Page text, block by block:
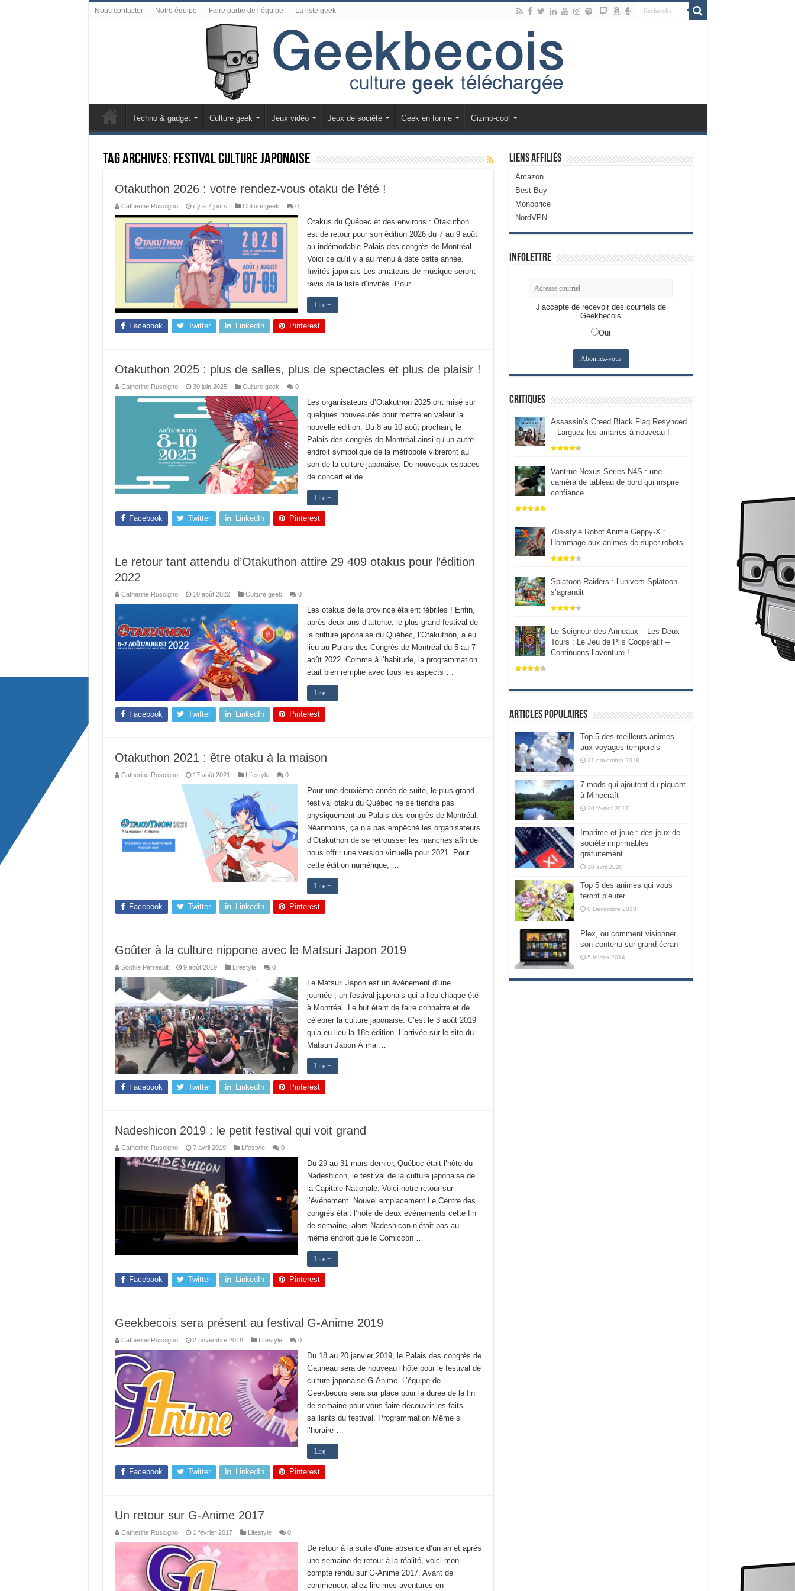
Nous contacter Notre équipe Faire partie de l’équipe La liste geek
Techno & gadget Culture geek Jeux vidéo Jeux de société Geek en forme Gizmo-cool
Tag Archives: Festival culture japonaise
Otakuthon 2026 : votre rendez-vous otaku de l’été !
Catherine Ruscigno il y a 7 jours Culture geek 0
Otakus du Québec et des environs : Otakuthon
est de retour pour son édition 2026 du 7 au 9 août
au indémodable Palais des congrès de Montréal.
Voici ce qu’il y a au menu à date cette année.
Invités japonais Les amateurs de musique seront
ravis de la liste d’invités. Pour …
Lire +
Facebook Twitter LinkedIn Pinterest
Otakuthon 2025 : plus de salles, plus de spectacles et plus de plaisir !
Catherine Ruscigno 30 juin 2025 Culture geek 0
Les organisateurs d’Otakuthon 2025 ont misé sur
quelques nouveautés pour mettre en valeur la
nouvelle édition. Du 8 au 10 août prochain, le
Palais des congrès de Montréal ainsi qu’un autre
endroit symbolique de la métropole vibreront au
son de la culture japonaise. De nouveaux espaces
de concert et de …
Lire +
Facebook Twitter LinkedIn Pinterest
Le retour tant attendu d’Otakuthon attire 29 409 otakus pour l’édition
2022
Catherine Ruscigno 10 août 2022 Culture geek 0
Les otakus de la province étaient fébriles ! Enfin,
après deux ans d’attente, le plus grand festival de
la culture japonaise du Québec, l’Otakuthon, a eu
lieu au Palais des Congrès de Montréal du 5 au 7
août 2022. Comme à l’habitude, la programmation
était bien remplie avec tous les aspects …
Lire +
Facebook Twitter LinkedIn Pinterest
Otakuthon 2021 : être otaku à la maison
Catherine Ruscigno 17 août 2021 Lifestyle 0
Pour une deuxième année de suite, le plus grand
festival otaku du Québec ne se tiendra pas
physiquement au Palais des congrès de Montréal.
Néanmoins, ça n’a pas empêché les organisateurs
d’Otakuthon de se retrousser les manches afin de
nous offrir une version virtuelle pour 2021. Pour
cette édition numérique, …
Lire +
Facebook Twitter LinkedIn Pinterest
Goûter à la culture nippone avec le Matsuri Japon 2019
Sophie Perreault 9 août 2019 Lifestyle 0
Le Matsuri Japon est un événement d’une
journée ; un festival japonais qui a lieu chaque été
à Montréal. Le but étant de faire connaitre et de
célébrer la culture japonaise. C’est le 3 août 2019
qu’a eu lieu la 18e édition. L’arrivée sur le site du
Matsuri Japon À ma …
Lire +
Facebook Twitter LinkedIn Pinterest
Nadeshicon 2019 : le petit festival qui voit grand
Catherine Ruscigno 7 avril 2019 Lifestyle 0
Du 29 au 31 mars dernier, Québec était l’hôte du
Nadeshicon, le festival de la culture japonaise de
la Capitale-Nationale. Voici notre retour sur
l’événement. Nouvel emplacement Le Centre des
congrès était l’hôte de deux événements cette fin
de semaine, alors Nadeshicon n’était pas au
même endroit que le Comiccon …
Lire +
Facebook Twitter LinkedIn Pinterest
Geekbecois sera présent au festival G-Anime 2019
Catherine Ruscigno 2 novembre 2018 Lifestyle 0
Du 18 au 20 janvier 2019, le Palais des congrès de
Gatineau sera de nouveau l’hôte pour le festival de
culture japonaise G-Anime. L’équipe de
Geekbecois sera sur place pour la durée de la fin
de semaine pour vous faire découvrir les faits
saillants du festival. Programmation Même si
l’horaire …
Lire +
Facebook Twitter LinkedIn Pinterest
Un retour sur G-Anime 2017
Catherine Ruscigno 1 février 2017 Lifestyle 0
De retour à la suite d’une absence d’un an et après
une semaine de retour à la réalité, voici mon
compte rendu sur G-Anime 2017. Avant de
commencer, allez lire mes aventures en
Liens Affiliés
Amazon
Best Buy
Monoprice
NordVPN
Infolettre
J’accepte de recevoir des courriels de
Geekbecois
Oui
Critiques
Assassin’s Creed Black Flag Resynced
– Larguez les amarres à nouveau !
Vantrue Nexus Series N4S : une
caméra de tableau de bord qui inspire
confiance
70s-style Robot Anime Geppy-X :
Hommage aux animes de super robots
Splatoon Raiders : l’univers Splatoon
s’agrandit
Le Seigneur des Anneaux – Les Deux
Tours : Le Jeu de Plis Coopératif –
Continuons l’aventure !
Articles populaires
Top 5 des meilleurs animes
aux voyages temporels
21 novembre 2018
7 mods qui ajoutent du piquant
à Minecraft
20 février 2017
Imprime et joue : des jeux de
société imprimables
gratuitement
10 avril 2020
Top 5 des animes qui vous
feront pleurer
8 Décembre 2018
Plex, ou comment visionner
son contenu sur grand écran
5 février 2014